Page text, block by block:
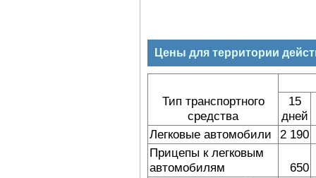
Цены для территории
Тип транспортного
средства
15
дней
Легковые автомобили
2 190
Прицепы к легковым
автомобилям
650